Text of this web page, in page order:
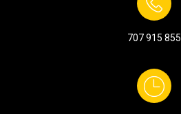
707 915 855